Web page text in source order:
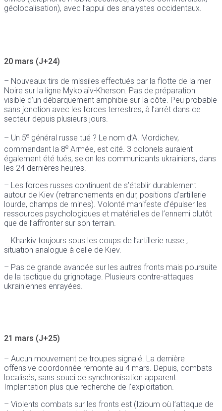
géolocalisation), avec l’appui des analystes occidentaux.
20 mars (J+24)
– Nouveaux tirs de missiles effectués par la flotte de la mer
Noire sur la ligne Mykolaïv-Kherson. Pas de préparation
visible d’un débarquement amphibie sur la côte. Peu probable
sans jonction avec les forces terrestres, à l’arrêt dans ce
secteur depuis plusieurs jours.
– Un 5e général russe tué ? Le nom d’A. Mordichev,
commandant la 8e Armée, est cité. 3 colonels auraient
également été tués, selon les communicants ukrainiens, dans
les 24 dernières heures.
– Les forces russes continuent de s’établir durablement
autour de Kiev (retranchements en dur, positions d’artillerie
lourde, champs de mines). Volonté manifeste d’épuiser les
ressources psychologiques et matérielles de l’ennemi plutôt
que de l’affronter sur son terrain.
– Kharkiv toujours sous les coups de l’artillerie russe ;
situation analogue à celle de Kiev.
– Pas de grande avancée sur les autres fronts mais poursuite
de la tactique du grignotage. Plusieurs contre-attaques
ukrainiennes enrayées.
21 mars (J+25)
– Aucun mouvement de troupes signalé. La dernière
offensive coordonnée remonte au 4 mars. Depuis, combats
localisés, sans souci de synchronisation apparent.
Implantation plus que recherche de l’exploitation.
– Violents combats sur les fronts est (Izioum où l’attaque de